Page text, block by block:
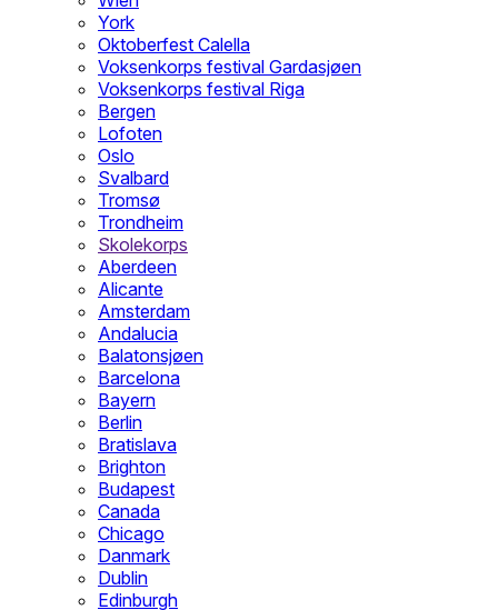
York
Oktoberfest Calella
Voksenkorps festival Gardasjøen
Voksenkorps festival Riga
Bergen
Lofoten
Oslo
Svalbard
Tromsø
Trondheim
Skolekorps
Aberdeen
Alicante
Amsterdam
Andalucia
Balatonsjøen
Barcelona
Bayern
Berlin
Bratislava
Brighton
Budapest
Canada
Chicago
Danmark
Dublin
Edinburgh